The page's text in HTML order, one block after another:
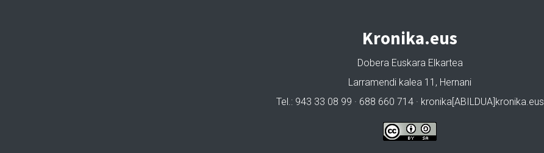
Kronika.eus
Dobera Euskara Elkartea
Larramendi kalea 11, Hernani
Tel.: 943 33 08 99 · 688 660 714 · kronika[ABILDUA]kronika.eus